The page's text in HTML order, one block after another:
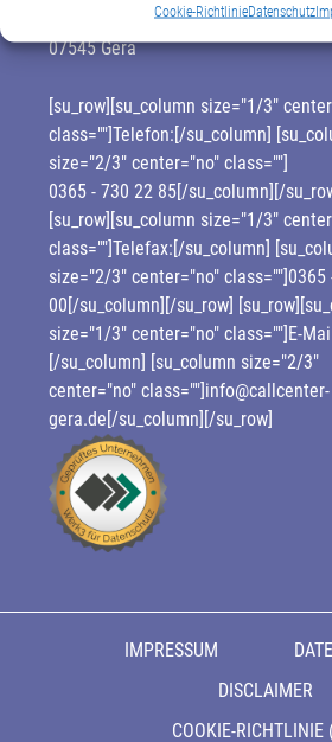
Cookie-RichtlinieDatenschutz
Berliner Str. 24
07545 Gera
[su_row][su_column size="1/3"
class=""]Telefon:[/su_column]
size="2/3" center="no" class=""]
0365 - 730 22 85[/su_column][/
[su_row][su_column size="1/3"
class=""]Telefax:[/su_column]
size="2/3" center="no" class=""]0365
00[/su_column][/su_row]
size="1/3" center="no" class=""]E-
[/su_column] [su_column size="2/3"
center="no" class=""]info@callcenter-
gera.de[/su_column][/su_row]
IMPRESSUM
DISCLAIMER
COOKIE-RICHTLINIE